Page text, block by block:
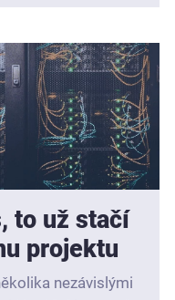
to už stačí
projektu
nezávislými